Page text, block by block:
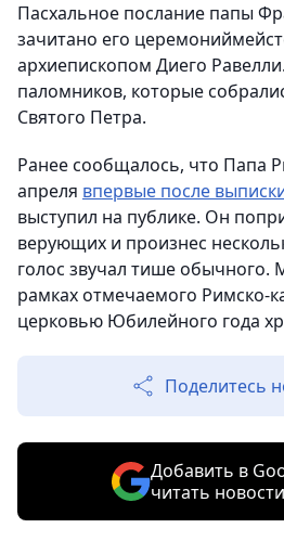
Пасхальное послание папы
зачитано его
архиепископом Диего
паломников, которые
Святого Петра.
Ранее сообщалось, что Папа
апреля впервые после
выступил на публике. Он
верующих и произнес
голос звучал тише обычного.
рамках отмечаемого Римско-
церковью Юбилейного года
Поделитесь
Добавить в
читать